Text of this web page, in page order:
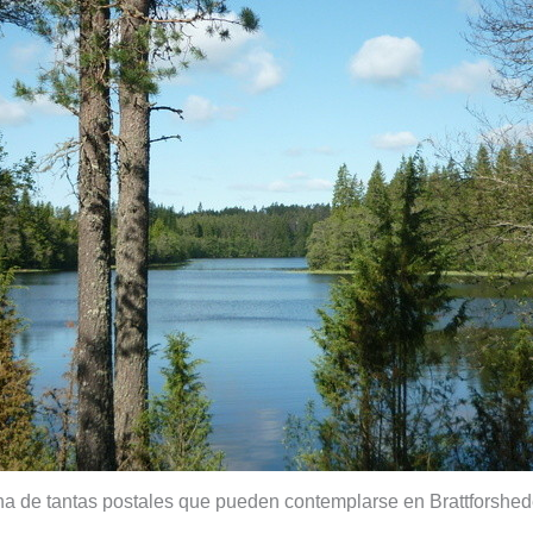
de tantas postales que pueden contemplarse en